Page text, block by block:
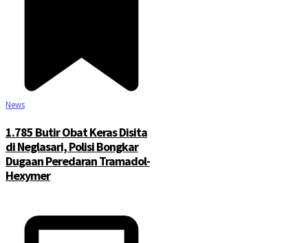
News
1.785 Butir Obat Keras Disita
di Neglasari, Polisi Bongkar
Dugaan Peredaran Tramadol-
Hexymer